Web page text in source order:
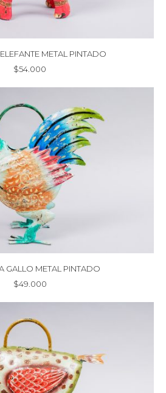
METAL PINTADO
$54.000
GALLO METAL PINTADO
$49.000